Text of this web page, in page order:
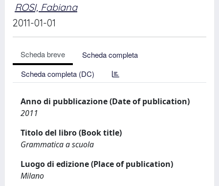
ROSI, Fabiana
2011-01-01
Scheda breve
Scheda completa
Scheda completa (DC)
Anno di pubblicazione (Date of publication)
2011
Titolo del libro (Book title)
Grammatica a scuola
Luogo di edizione (Place of publication)
Milano